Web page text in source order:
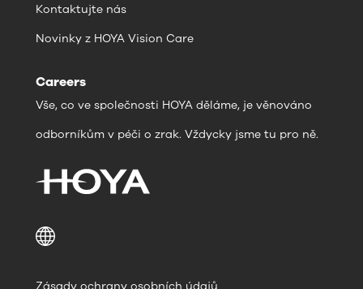
Kontaktujte nás
Novinky z HOYA Vision Care
Careers
Vše, co ve společnosti HOYA děláme, je věnováno
odborníkům v péči o zrak. Vždycky jsme tu pro ně.